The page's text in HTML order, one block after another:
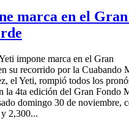
marca en el
impone marca en el Gran
su recorrido por la Cuabando
el Yeti, rompió todos los
la 4ta edición del Gran Fondo
domingo 30 de noviembre,
2,300...